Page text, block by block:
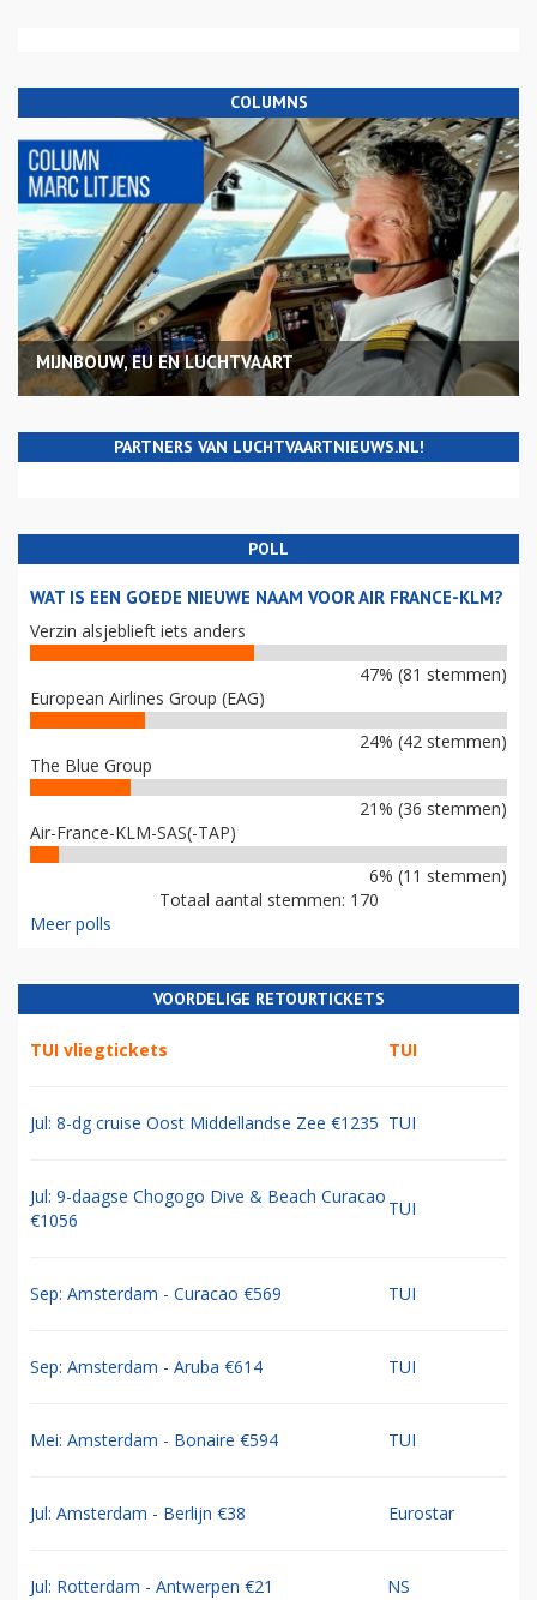
COLUMNS
MIJNBOUW, EU EN LUCHTVAART
PARTNERS VAN LUCHTVAARTNIEUWS.NL!
POLL
WAT IS EEN GOEDE NIEUWE NAAM VOOR AIR FRANCE-KLM?
Verzin alsjeblieft iets anders
47% (81 stemmen)
European Airlines Group (EAG)
24% (42 stemmen)
The Blue Group
21% (36 stemmen)
Air-France-KLM-SAS(-TAP)
6% (11 stemmen)
Totaal aantal stemmen: 170
Meer polls
VOORDELIGE RETOURTICKETS
TUI vliegtickets TUI
Jul: 8-dg cruise Oost Middellandse Zee €1235 TUI
Jul: 9-daagse Chogogo Dive & Beach Curacao
€1056
TUI
Sep: Amsterdam - Curacao €569 TUI
Sep: Amsterdam - Aruba €614 TUI
Mei: Amsterdam - Bonaire €594 TUI
Jul: Amsterdam - Berlijn €38 Eurostar
Jul: Rotterdam - Antwerpen €21 NS